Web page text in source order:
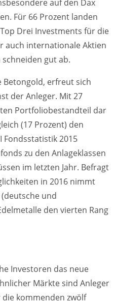
auf den Dax
Für 66 Prozent landen
Drei Investments für die
auch internationale Aktien
gut ab.
Betongold, erfreut sich
der Anleger. Mit 27
Portfoliobestandteil dar
(17 Prozent) den
Fondsstatistik 2015
zu den Anlageklassen
im letzten Jahr. Befragt
in 2016 nimmt
und
den vierten Rang
Investoren das neue
Märkte sind Anleger
kommenden zwölf